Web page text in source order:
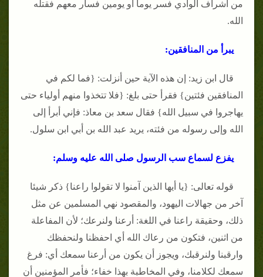
من أشراف الوادي فسر يوما أو يومين فسار معهم فقتله
الله.
يبرأ من المنافقين:
قال ابن زيد: إن هذه الآية حين أنزلت: {فما لكم في
المنافقين فئتين} فقرأ حتى بلغ: {فلا تتخذوا منهم أولياء حتى
يهاجروا في سبيل الله} فقال سعد بن معاذ: فإني أبرأ إلى
الله وإلى رسوله من فئته، يريد عبد الله بن أبي ابن سلول.
يفزع لسماع سب الرسول صلى الله عليه وسلم:
قوله تعالى: {يا أيها الذين آمنوا لا تقولوا راعنا} ذكر شيئا
آخر من جهالات اليهود، والمقصود نهي المسلمين عن مثل
ذلك، وحقيقة راعنا في اللغة: أرعنا ولنرعك؛ لأن المفاعلة
من اثنين، فتكون من رعاك الله أي احفظنا ولنحفظك
وارقبنا ولنرقبك، ويجوز أن يكون من أرعنا سمعك أي: فرغ
سمعك لكلامنا، وفي المخاطبة بهذا خفاء؛ فأمر المؤمنين أن